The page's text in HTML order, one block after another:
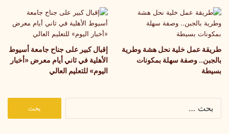
طريقة عمل خلية نحل هشة وطرية
بالجبن.. وصفة سهلة بمكونات
بسيطة
إقبال كبير على جناح جامعة أسيوط
الأهلية في ثاني أيام معرض «أخبار
اليوم» للتعليم العالي